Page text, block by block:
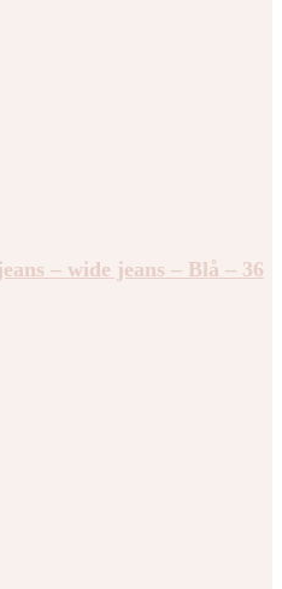
– wide jeans – Blå – 36